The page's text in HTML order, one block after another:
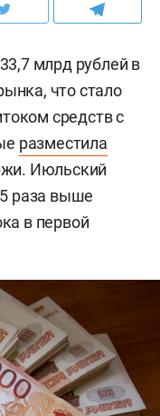
млрд рублей в
что стало
средств с
разместила
Июльский
раза выше
в первой